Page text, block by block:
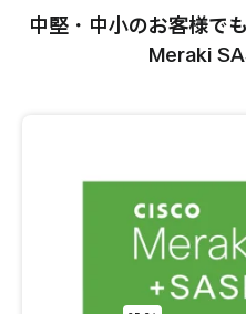
中堅・中小のお客様で
Meraki